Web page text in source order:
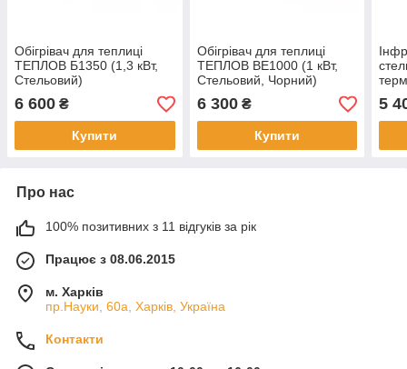
Обігрівач для теплиці
ТЕПЛОВ Б1350 (1,3 кВт,
Стельовий)
6 600 ₴
Купити
Обігрівач для теплиці
ТЕПЛОВ ВЕ1000 (1 кВт,
Стельовий, Чорний)
6 300₴
Купити
5
Про нас
100% позитивних з 11 відгуків за рік
Працює з 08.06.2015
м. Харків
пр.Науки, 60а, Харків, Україна
Контакти